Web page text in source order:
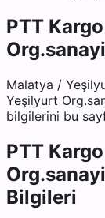
PTT
Malatya /
Yeşilyurt
bilgilerini bu
PTT
Bilgileri